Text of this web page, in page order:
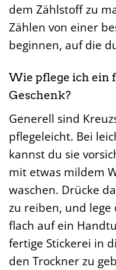
dem Zählstoff zu
Zählen von einer
beginnen, auf die
Wie pflege ich ein
Geschenk?
Generell sind
pflegeleicht. Bei
kannst du sie
mit etwas mildem
waschen. Drücke
zu reiben, und lege
flach auf ein
fertige Stickerei in
den Trockner zu